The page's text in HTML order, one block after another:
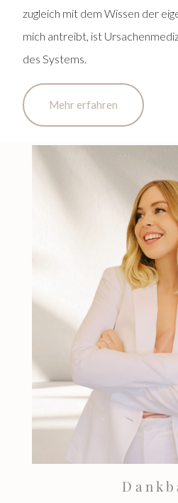
zugleich mit dem Wissen der
mich antreibt, ist
des Systems.
Mehr erfahren